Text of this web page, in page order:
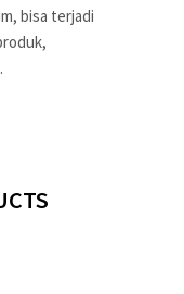
bisa terjadi